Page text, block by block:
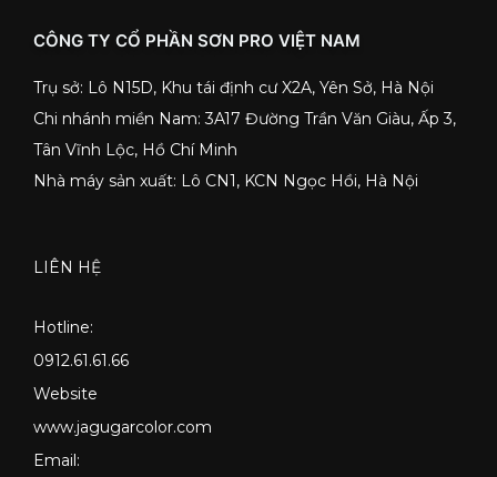
CÔNG TY CỔ PHẦN SƠN PRO VIỆT NAM
Trụ sở: Lô N15D, Khu tái định cư X2A, Yên Sở, Hà Nội
Chi nhánh miền Nam: 3A17 Đường Trần Văn Giàu, Ấp 3,
Tân Vĩnh Lộc, Hồ Chí Minh
Nhà máy sản xuất: Lô CN1, KCN Ngọc Hồi, Hà Nội
LIÊN HỆ
Hotline:
0912.61.61.66
Website
www.jagugarcolor.com
Email: